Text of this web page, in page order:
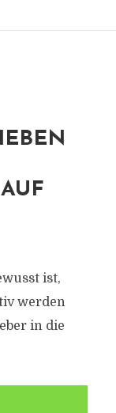
ist,
werden
in die